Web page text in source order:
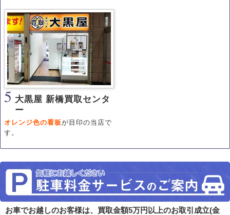
5 大黒屋 新橋買取センタ
ー
オレンジ色の看板が目印の当店で
す。
お車でお越しのお客様は、買取金額5万円以上のお取引成立(金